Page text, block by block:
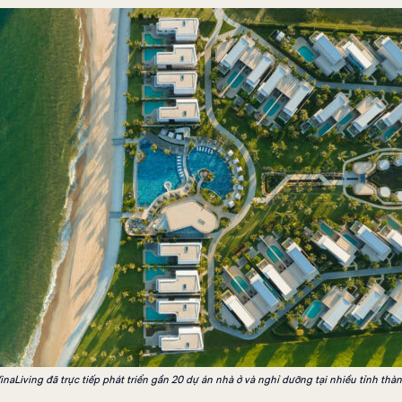
đã trực tiếp phát triển gần 20 dự án nhà ở và nghỉ dưỡng tại nhiều tỉnh